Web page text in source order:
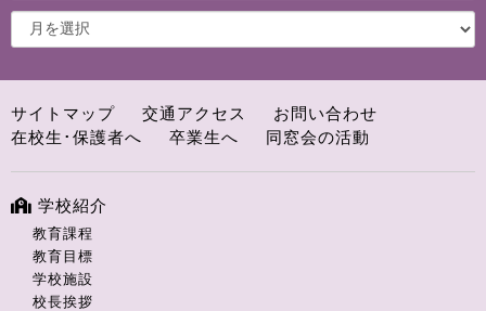
サイトマップ 交通アクセス
お問い合わせ
在校生･保護者へ
卒業生へ 同窓会の活動
学校紹介
教育課程
教育目標
学校施設
校長挨拶